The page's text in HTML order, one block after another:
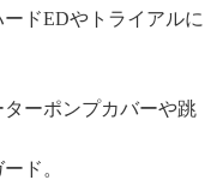
ドEDやトライアルに
ーポンプカバーや跳
ド。